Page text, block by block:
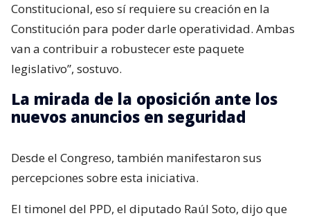
Constitucional, eso sí requiere su creación en la
Constitución para poder darle operatividad. Ambas
van a contribuir a robustecer este paquete
legislativo”, sostuvo.
La mirada de la oposición ante los
nuevos anuncios en seguridad
Desde el Congreso, también manifestaron sus
percepciones sobre esta iniciativa.
El timonel del PPD, el diputado Raúl Soto, dijo que